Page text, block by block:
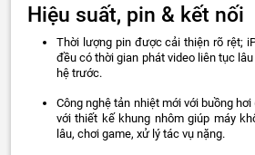
Hiệu suất, pin & kết nối
Thời lượng pin được cải thiện rõ rệt;
đều có thời gian phát video liên tục
hệ trước.
Công nghệ tản nhiệt mới với buồng
với thiết kế khung nhôm giúp máy
lâu, chơi game, xử lý tác vụ nặng.